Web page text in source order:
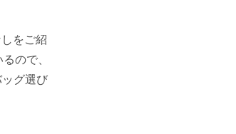
をご紹
ので、
グ選び